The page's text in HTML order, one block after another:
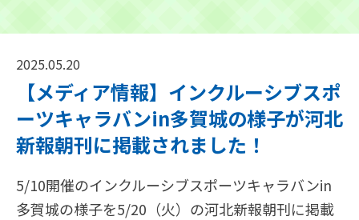
2025.05.20
【メディア情報】インクルーシブスポ
ーツキャラバンin多賀城の様子が河北
新報朝刊に掲載されました！
5/10開催のインクルーシブスポーツキャラバンin
多賀城の様子を5/20（火）の河北新報朝刊に掲載